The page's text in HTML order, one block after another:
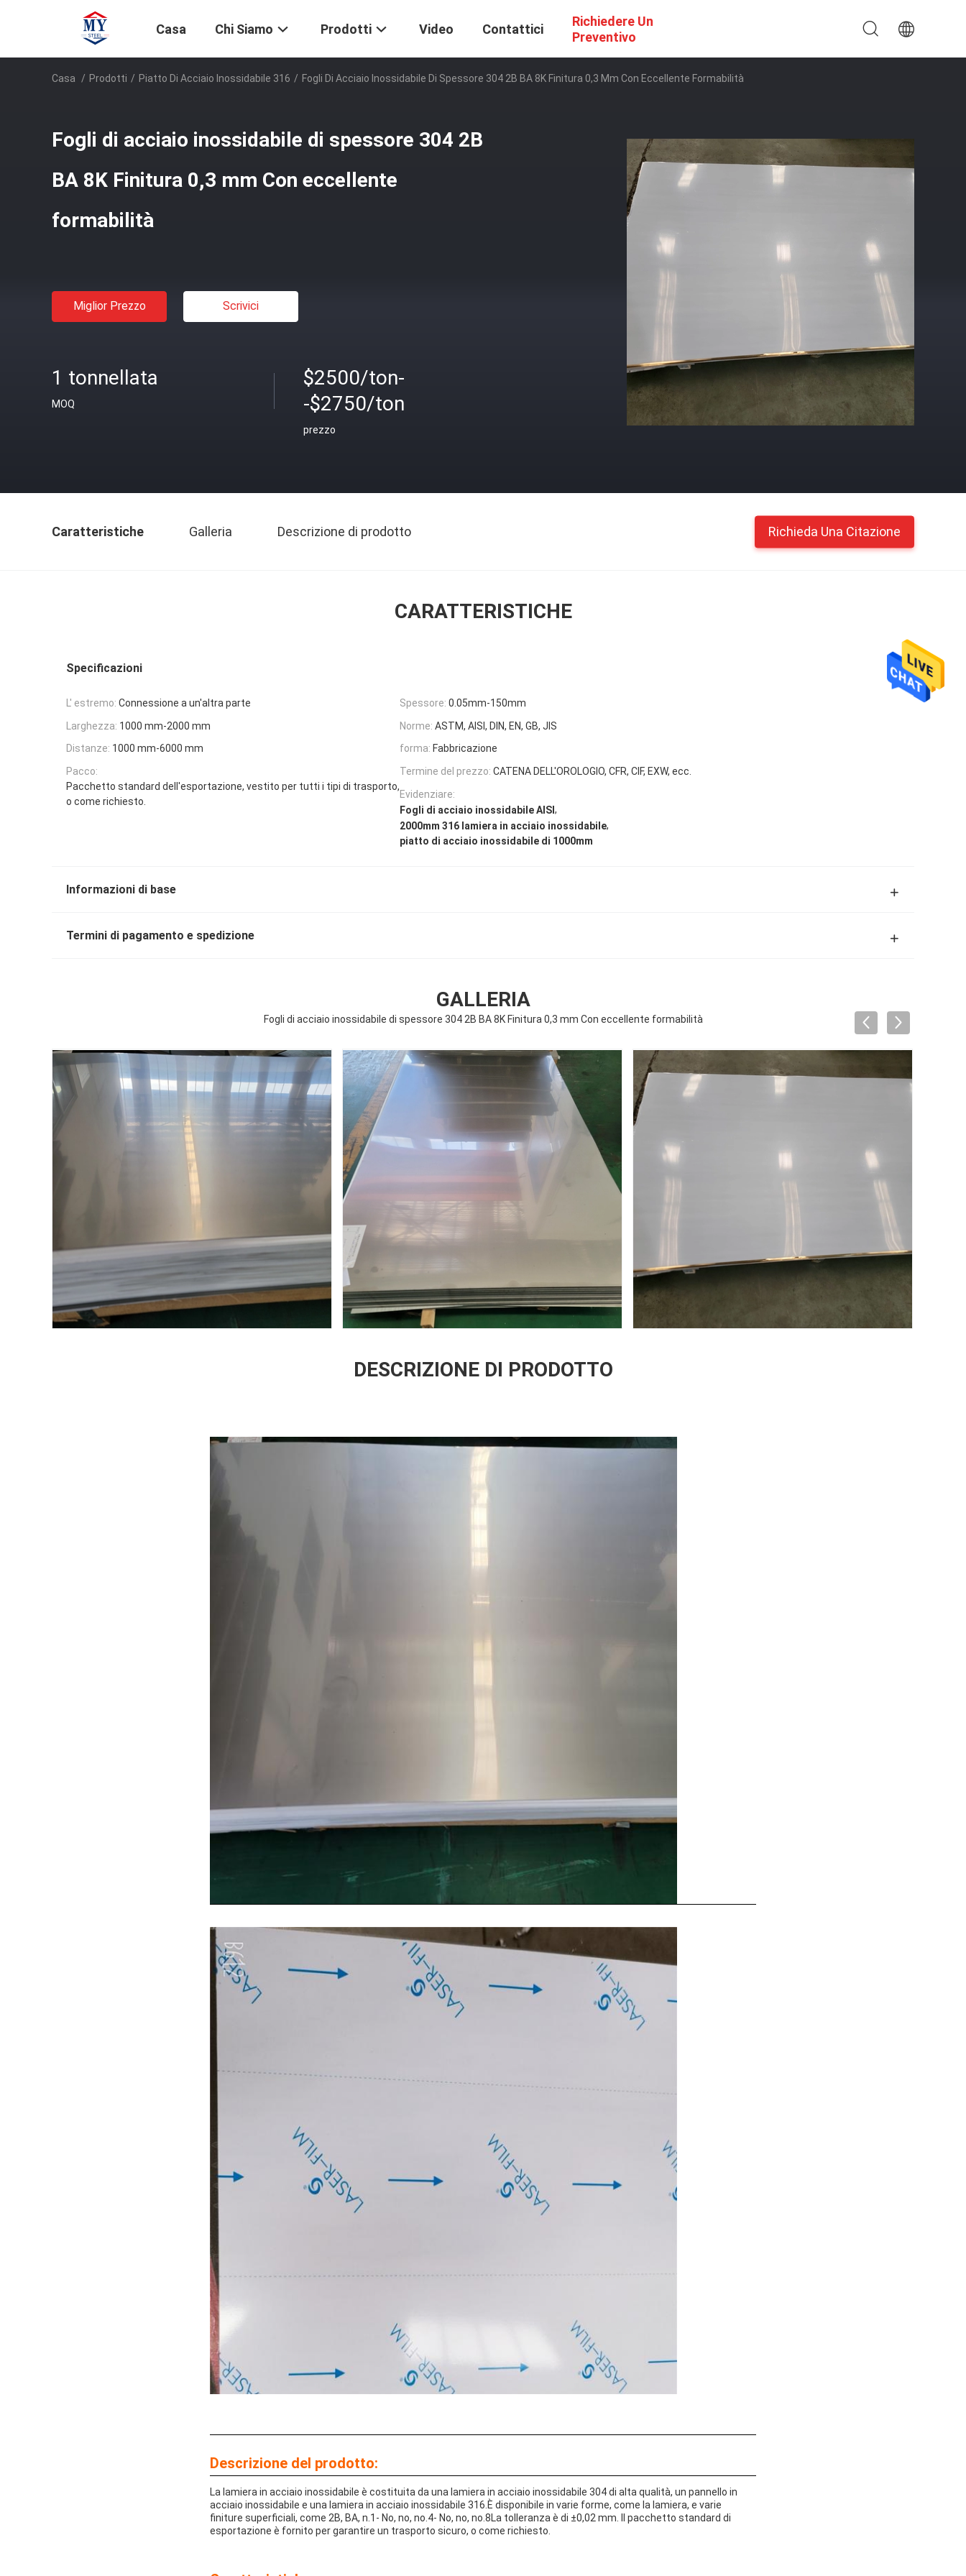
Casa Chi Siamo Prodotti Video Contattici
Richiedere Un
Preventivo
Casa / Prodotti / Piatto Di Acciaio Inossidabile 316 / Fogli Di Acciaio Inossidabile Di Spessore 304 2B BA 8K Finitura 0,3 Mm Con Eccellente Formabilità
Fogli di acciaio inossidabile di spessore 304 2B
BA 8K Finitura 0,3 mm Con eccellente
formabilità
Miglior Prezzo Scrivici
1 tonnellata
MOQ
$2500/ton-
-$2750/ton
prezzo
Caratteristiche Galleria Descrizione di prodotto Richieda Una Citazione
CARATTERISTICHE
Specificazioni
L' estremo: Connessione a un'altra parte Spessore: 0.05mm-150mm
Larghezza: 1000 mm-2000 mm Norme: ASTM, AISI, DIN, EN, GB, JIS
Distanze: 1000 mm-6000 mm forma: Fabbricazione
Pacco:
Pacchetto standard dell'esportazione, vestito per tutti i tipi di trasporto,
o come richiesto.
Termine del prezzo: CATENA DELL'OROLOGIO, CFR, CIF, EXW, ecc.
Evidenziare:
Fogli di acciaio inossidabile AISI ,
2000mm 316 lamiera in acciaio inossidabile,
piatto di acciaio inossidabile di 1000mm
Informazioni di base
Termini di pagamento e spedizione
GALLERIA
Fogli di acciaio inossidabile di spessore 304 2B BA 8K Finitura 0,3 mm Con eccellente formabilità
DESCRIZIONE DI PRODOTTO
Descrizione del prodotto:
La lamiera in acciaio inossidabile è costituita da una lamiera in acciaio inossidabile 304 di alta qualità, un pannello in
acciaio inossidabile e una lamiera in acciaio inossidabile 316.È disponibile in varie forme, come la lamiera, e varie
finiture superficiali, come 2B, BA, n.1- No, no, no.4- No, no, no.8La tolleranza è di ±0,02 mm. Il pacchetto standard di
esportazione è fornito per garantire un trasporto sicuro, o come richiesto.